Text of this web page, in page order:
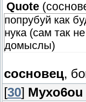
Quote (
попрубуй как
нука (сам так
домыслы)
сосновец,
[30] Myxo6ou